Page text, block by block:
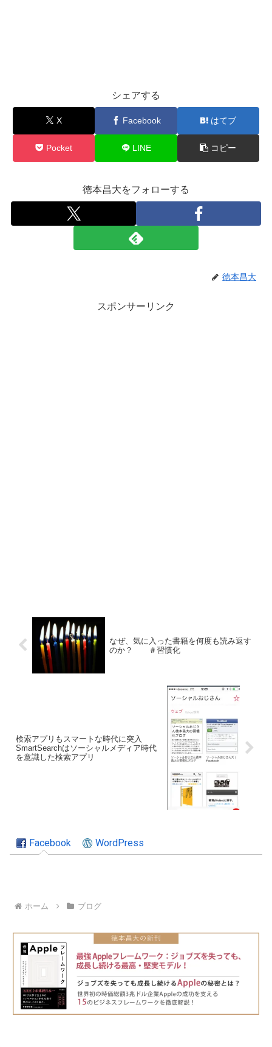
シェアする
X Facebook はてブ
Pocket LINE コピー
徳本昌大をフォローする
徳本昌大
スポンサーリンク
なぜ、気に入った書籍を何度も読み返す
のか？ ＃習慣化
検索アプリもスマートな時代に突入
SmartSearchはソーシャルメディア時代
を意識した検索アプリ
Facebook WordPress
ホーム ブログ